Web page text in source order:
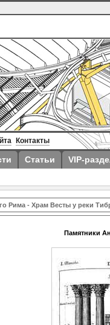
Контакты
Статьи VIP-
Рима - Храм Весты у реки
Памятники